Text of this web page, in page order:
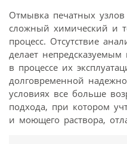
Отмывка печатных
сложный химический и
процесс. Отсутствие
делает
в процессе их
долговременной
условиях все больше
подхода, при котором
и моющего раствора,